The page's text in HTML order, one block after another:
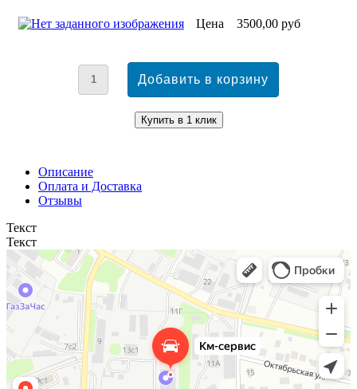
Цена 3500,00 руб
Описание
Оплата и Доставка
Отзывы
Текст
Текст